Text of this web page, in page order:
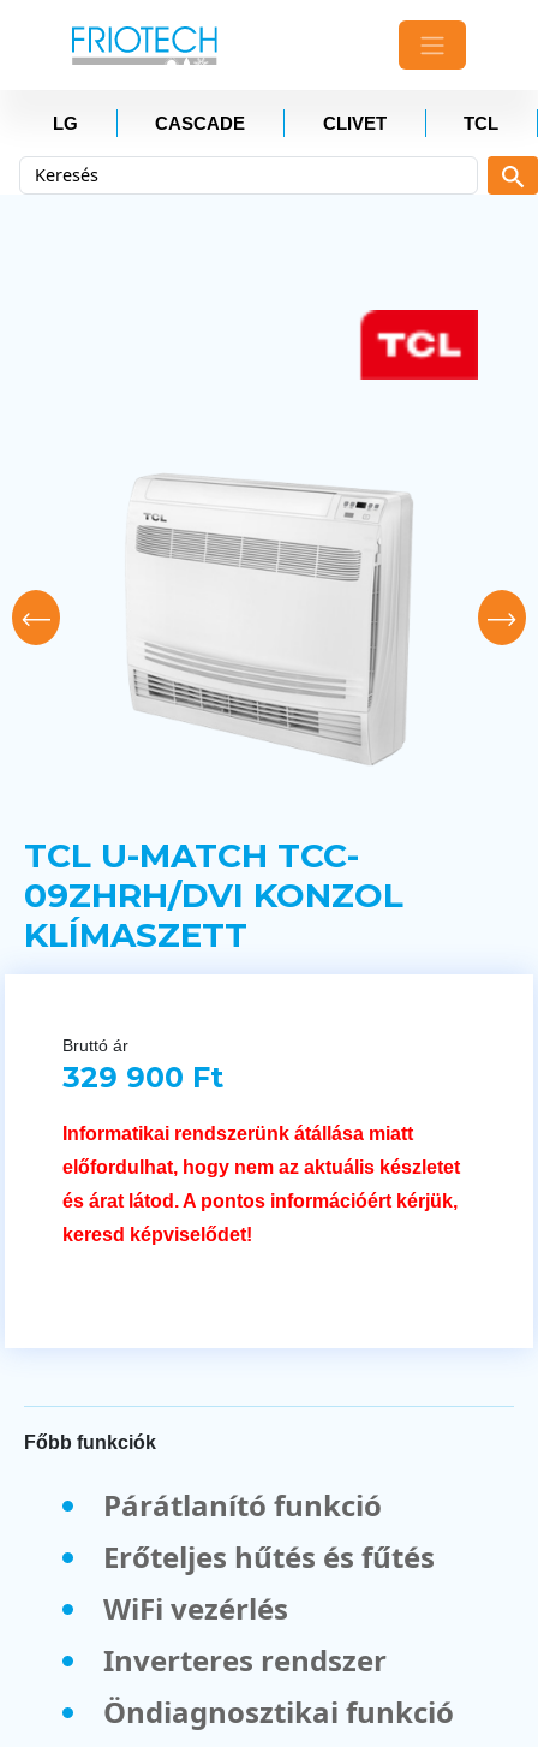
LG CASCADE CLIVET TCL
TCL U-MATCH TCC-
09ZHRH/DVI KONZOL
KLÍMASZETT
Bruttó ár
329 900 Ft
Informatikai rendszerünk átállása miatt
előfordulhat, hogy nem az aktuális készletet
és árat látod. A pontos információért kérjük,
keresd képviselődet!
Főbb funkciók
Párátlanító funkció
Erőteljes hűtés és fűtés
WiFi vezérlés
Inverteres rendszer
Öndiagnosztikai funkció